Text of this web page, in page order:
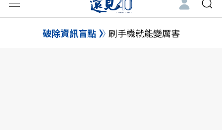
破除資訊盲點 刷手機就能變厲害